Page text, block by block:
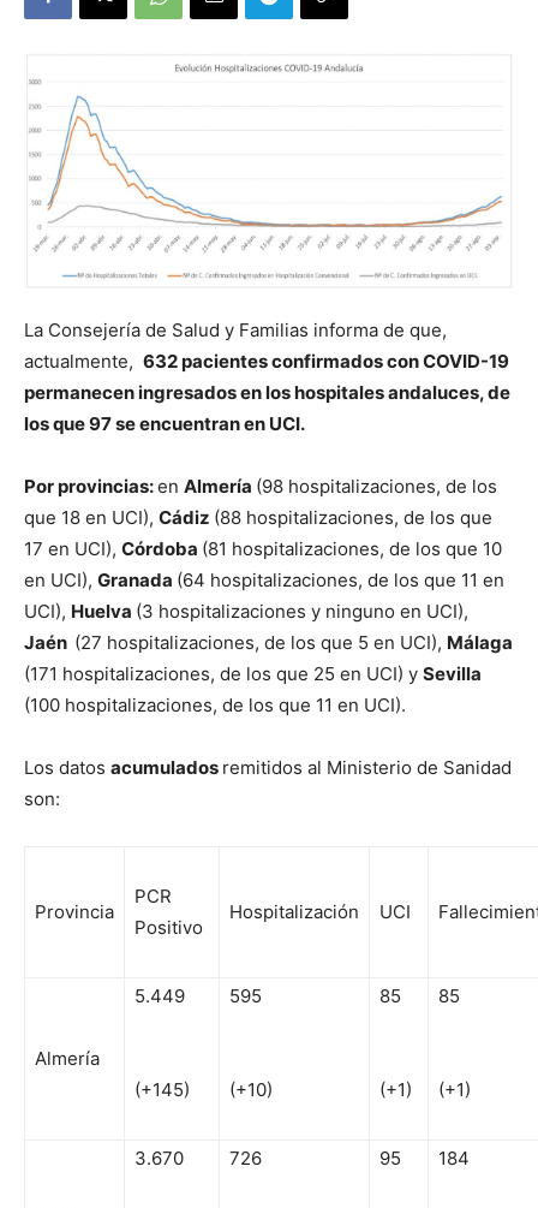
La Consejería de Salud y Familias informa de que,
actualmente, 632 pacientes confirmados con COVID-19
permanecen ingresados en los hospitales andaluces, de
los que 97 se encuentran en UCI.
Por provincias:en Almería (98 hospitalizaciones, de los
que 18 en UCI), Cádiz (88 hospitalizaciones, de los que
17 en UCI), Córdoba (81 hospitalizaciones, de los que 10
en UCI), Granada (64 hospitalizaciones, de los que 11 en
UCI), Huelva (3 hospitalizaciones y ninguno en UCI),
Jaén (27 hospitalizaciones, de los que 5 en UCI), Málaga
(171 hospitalizaciones, de los que 25 en UCI) y Sevilla
(100 hospitalizaciones, de los que 11 en UCI).
Los datos acumulados remitidos al Ministerio de Sanidad
son:
Provincia
PCR
Positivo
Hospitalización UCI
Almería
5.449
(+145)
595
(+10)
85
(+1)
85
(+1)
3.670 726 95 184